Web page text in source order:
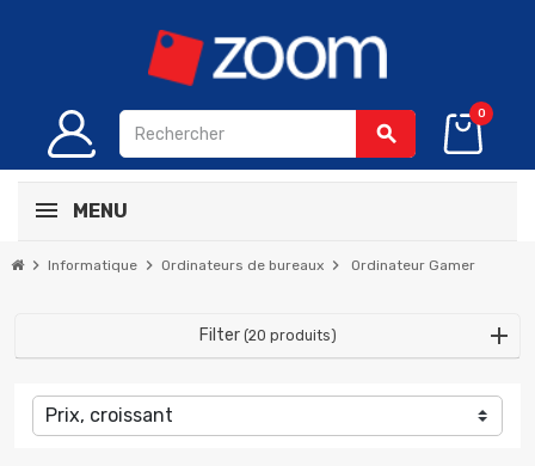
search
0
MENU
chevron_right Informatique chevron_right Ordinateurs de bureaux chevron_right Ordinateur Gamer
Filter (20 produits)
Prix, croissant